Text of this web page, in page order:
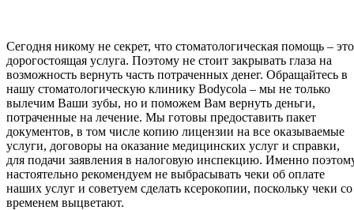
Сегодня никому не секрет, что стоматологическая помощь – это
дорогостоящая услуга. Поэтому не стоит закрывать глаза на
возможность вернуть часть потраченных денег. Обращайтесь в
нашу стоматологическую клинику Bodycola – мы не только
вылечим Ваши зубы, но и поможем Вам вернуть деньги,
потраченные на лечение. Мы готовы предоставить пакет
документов, в том числе копию лицензии на все оказываемые
услуги, договоры на оказание медицинских услуг и справки,
для подачи заявления в налоговую инспекцию. Именно
настоятельно рекомендуем не выбрасывать чеки об оплате
наших услуг и советуем сделать ксерокопии, поскольку чеки со
временем выцветают.